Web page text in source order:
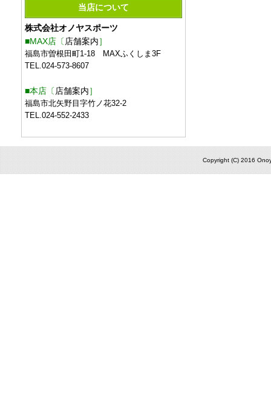
当店について
株式会社オノヤスポーツ
■MAX店〔 店舗案内］
福島市曽根田町1-18 MAXふくしま3F
TEL.024-573-8607
■本店〔 店舗案内］
福島市北矢野目字竹ノ花32-2
TEL.024-552-2433
Copyright (C) 2016